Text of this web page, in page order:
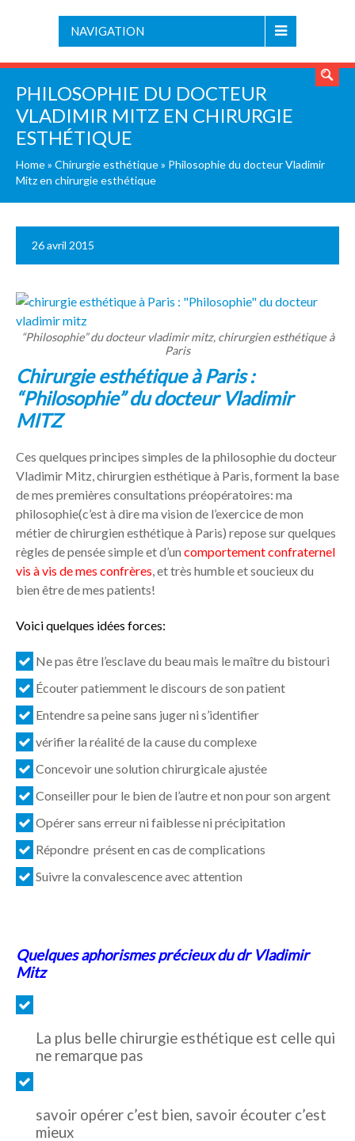
NAVIGATION
PHILOSOPHIE DU DOCTEUR
VLADIMIR MITZ EN CHIRURGIE
ESTHÉTIQUE
Home» Chirurgie esthétique» Philosophie du docteur Vladimir
Mitz en chirurgie esthétique
26 avril 2015
“Philosophie” du docteur vladimir mitz, chirurgien esthétique à
Paris
Chirurgie esthétique à Paris :
“Philosophie” du docteur Vladimir
MITZ
Ces quelques principes simples de la philosophie du docteur
Vladimir Mitz, chirurgien esthétique à Paris, forment la base
de mes premières consultations préopératoires: ma
philosophie(c’est à dire ma vision de l’exercice de mon
métier de chirurgien esthétique à Paris) repose sur quelques
règles de pensée simple et d’un comportement confraternel
vis à vis de mes confrères, et très humble et soucieux du
bien être de mes patients!
Voici quelques idées forces:
Ne pas être l’esclave du beau mais le maître du bistouri
Écouter patiemment le discours de son patient
Entendre sa peine sans juger ni s’identifier
vérifier la réalité de la cause du complexe
Concevoir une solution chirurgicale ajustée
Conseiller pour le bien de l’autre et non pour son argent
Opérer sans erreur ni faiblesse ni précipitation
Répondre présent en cas de complications
Suivre la convalescence avec attention
Quelques aphorismes précieux du dr Vladimir
Mitz
La plus belle chirurgie esthétique est celle qui
ne remarque pas
savoir opérer c’est bien, savoir écouter c’est
mieux